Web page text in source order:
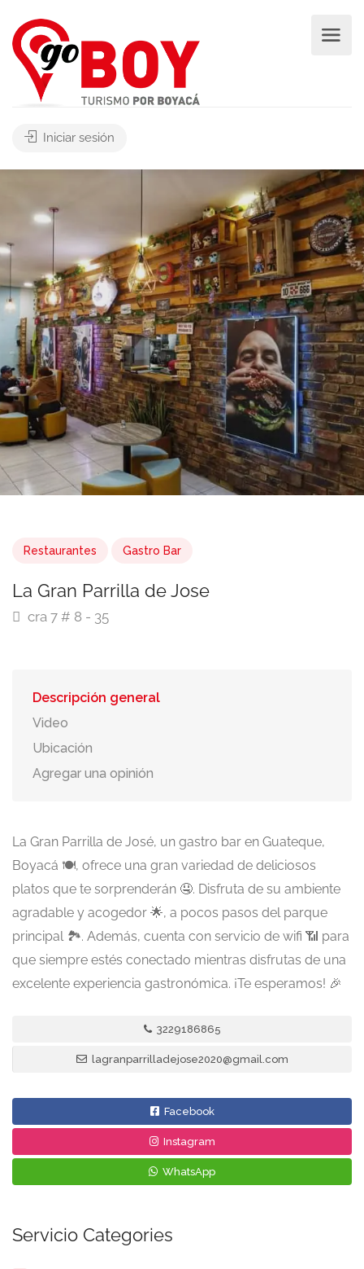
Iniciar sesión
Restaurantes Gastro Bar
La Gran Parrilla de Jose
cra 7 # 8 - 35
Descripción general
Video
Ubicación
Agregar una opinión
La Gran Parrilla de José, un gastro bar en Guateque,
Boyacá 🍽️, ofrece una gran variedad de deliciosos
platos que te sorprenderán 🤤. Disfruta de su ambiente
agradable y acogedor 🌟, a pocos pasos del parque
principal 🏞️. Además, cuenta con servicio de wifi 📶 para
que siempre estés conectado mientras disfrutas de una
excelente experiencia gastronómica. ¡Te esperamos! 🎉
3229186865
lagranparrilladejose2020@gmail.com
Facebook
Instagram
WhatsApp
Servicio Categories